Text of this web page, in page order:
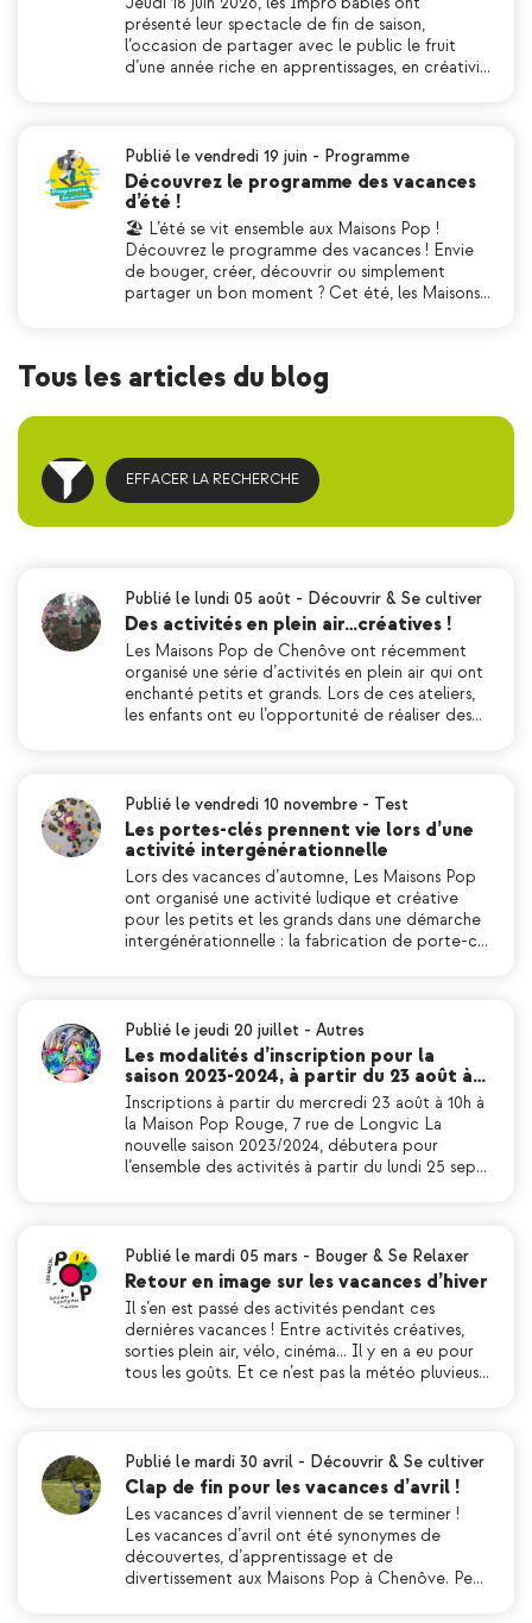
présenté leur spectacle de fin de saison,
l’occasion de partager avec le public le fruit
d’une année riche en apprentissages, en créativi…
Publié le vendredi 19 juin - Programme
Découvrez le programme des vacances
d’été !
🏖 L’été se vit ensemble aux Maisons Pop !
Découvrez le programme des vacances ! Envie
de bouger, créer, découvrir ou simplement
partager un bon moment ? Cet été, les Maisons…
Tous les articles du blog
EFFACER LA RECHERCHE
Publié le lundi 05 août - Découvrir & Se cultiver
Des activités en plein air…créatives !
Les Maisons Pop de Chenôve ont récemment
organisé une série d’activités en plein air qui ont
enchanté petits et grands. Lors de ces ateliers,
les enfants ont eu l’opportunité de réaliser des…
Publié le vendredi 10 novembre - Test
Les portes-clés prennent vie lors d’une
activité intergénérationnelle
Lors des vacances d’automne, Les Maisons Pop
ont organisé une activité ludique et créative
pour les petits et les grands dans une démarche
intergénérationnelle : la fabrication de porte-c…
Publié le jeudi 20 juillet - Autres
Les modalités d’inscription pour la
saison 2023-2024, à partir du 23 août à…
Inscriptions à partir du mercredi 23 août à 10h à
la Maison Pop Rouge, 7 rue de Longvic La
nouvelle saison 2023/2024, débutera pour
l’ensemble des activités à partir du lundi 25 sep…
Publié le mardi 05 mars - Bouger & Se Relaxer
Retour en image sur les vacances d’hiver
Il s’en est passé des activités pendant ces
dernières vacances ! Entre activités créatives,
sorties plein air, vélo, cinéma… Il y en a eu pour
tous les goûts. Et ce n’est pas la météo pluvieus…
Publié le mardi 30 avril - Découvrir & Se cultiver
Clap de fin pour les vacances d’avril !
Les vacances d’avril viennent de se terminer !
Les vacances d’avril ont été synonymes de
découvertes, d’apprentissage et de
divertissement aux Maisons Pop à Chenôve. Pe…